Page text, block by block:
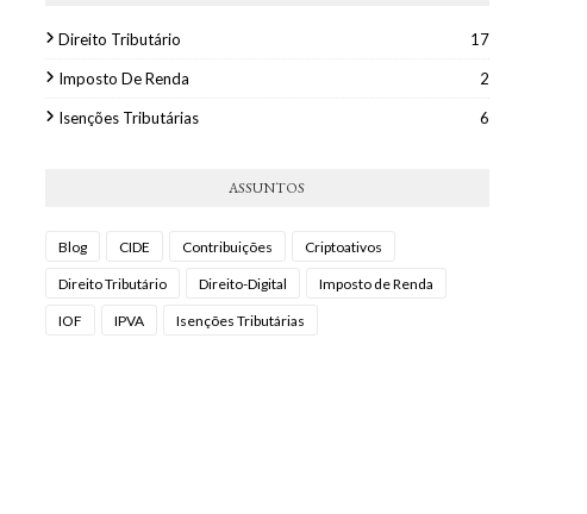
Direito Tributário 17
Imposto De Renda 2
Isenções Tributárias 6
ASSUNTOS
Blog CIDE Contribuições Criptoativos
Direito Tributário Direito-Digital Imposto de Renda
IOF IPVA Isenções Tributárias